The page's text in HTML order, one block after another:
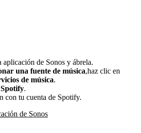
aplicación de Sonos y ábrela.
una fuente de música,haz clic en
de música.
Spotify.
con tu cuenta de Spotify.
de Sonos